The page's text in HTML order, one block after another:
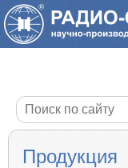
Продукция